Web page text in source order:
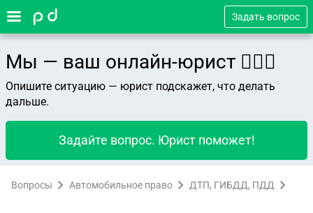
Задать вопрос
Мы — ваш онлайн-юрист 👨🏻‍⚖️
Опишите ситуацию — юрист подскажет, что делать
дальше.
Задайте вопрос. Юрист поможет!
Вопросы Автомобильное право ДТП, ГИБДД, ПДД